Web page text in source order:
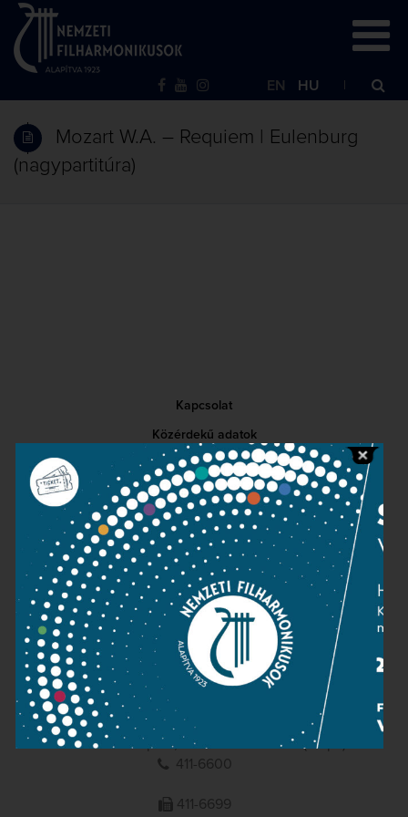
EN HU
Mozart W.A. – Requiem | Eulenburg
(nagypartitúra)
Kapcsolat
Közérdekű adatok
Sajtószoba
Adatvédelem
Impresszum
NEMZETI
FILHARMONIKUSOK
1095 Budapest, Komor Marcell u. 1. (Müpa)
411-6600
411-6699